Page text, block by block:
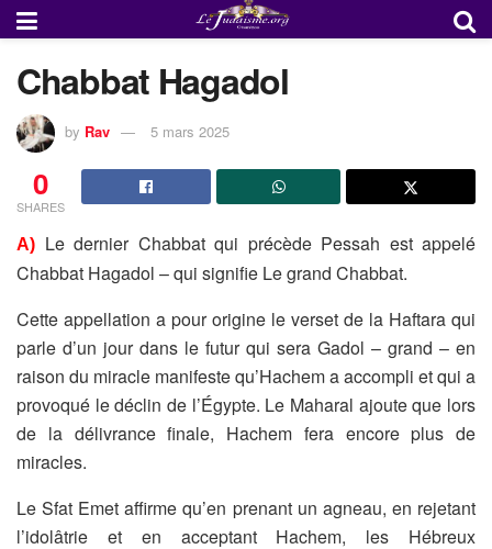
Chabbat Hagadol
by Rav 5 mars 2025
0
SHARES
A) Le dernier Chabbat qui précède Pessah est appelé
Chabbat Hagadol – qui signifie Le grand Chabbat.
Cette appellation a pour origine le verset de la Haftara qui
parle d’un jour dans le futur qui sera Gadol – grand – en
raison du miracle manifeste qu’Hachem a accompli et qui a
provoqué le déclin de l’Égypte. Le Maharal ajoute que lors
de la délivrance finale, Hachem fera encore plus de
miracles.
Le Sfat Emet affirme qu’en prenant un agneau, en rejetant
l’idolâtrie et en acceptant Hachem, les Hébreux